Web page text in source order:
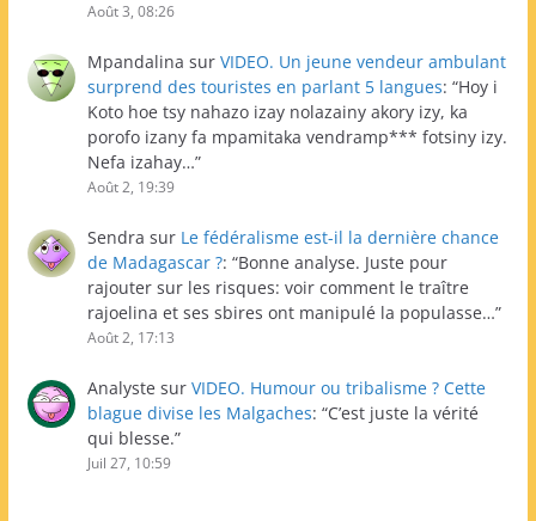
Août 3, 08:26
Mpandalina sur VIDEO. Un jeune vendeur ambulant
surprend des touristes en parlant 5 langues: “Hoy i
Koto hoe tsy nahazo izay nolazainy akory izy, ka
porofo izany fa mpamitaka vendramp*** fotsiny izy.
Nefa izahay…”
Août 2, 19:39
Sendra sur Le fédéralisme est-il la dernière chance
de Madagascar ?: “Bonne analyse. Juste pour
rajouter sur les risques: voir comment le traître
rajoelina et ses sbires ont manipulé la populasse…”
Août 2, 17:13
Analyste sur VIDEO. Humour ou tribalisme ? Cette
blague divise les Malgaches: “C’est juste la vérité
qui blesse.”
Juil 27, 10:59